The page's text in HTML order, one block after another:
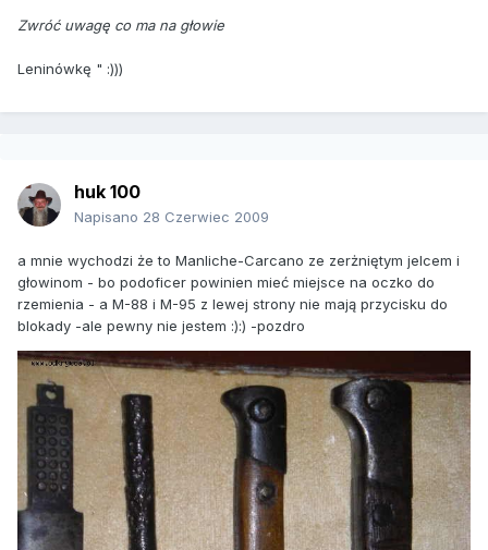
Zwróć uwagę co ma na głowie
Leninówkę " :)))
huk 100
Napisano 28 Czerwiec 2009
a mnie wychodzi że to Manliche-Carcano ze zerżniętym jelcem i
głowinom - bo podoficer powinien mieć miejsce na oczko do
rzemienia - a M-88 i M-95 z lewej strony nie mają przycisku do
blokady -ale pewny nie jestem :):) -pozdro